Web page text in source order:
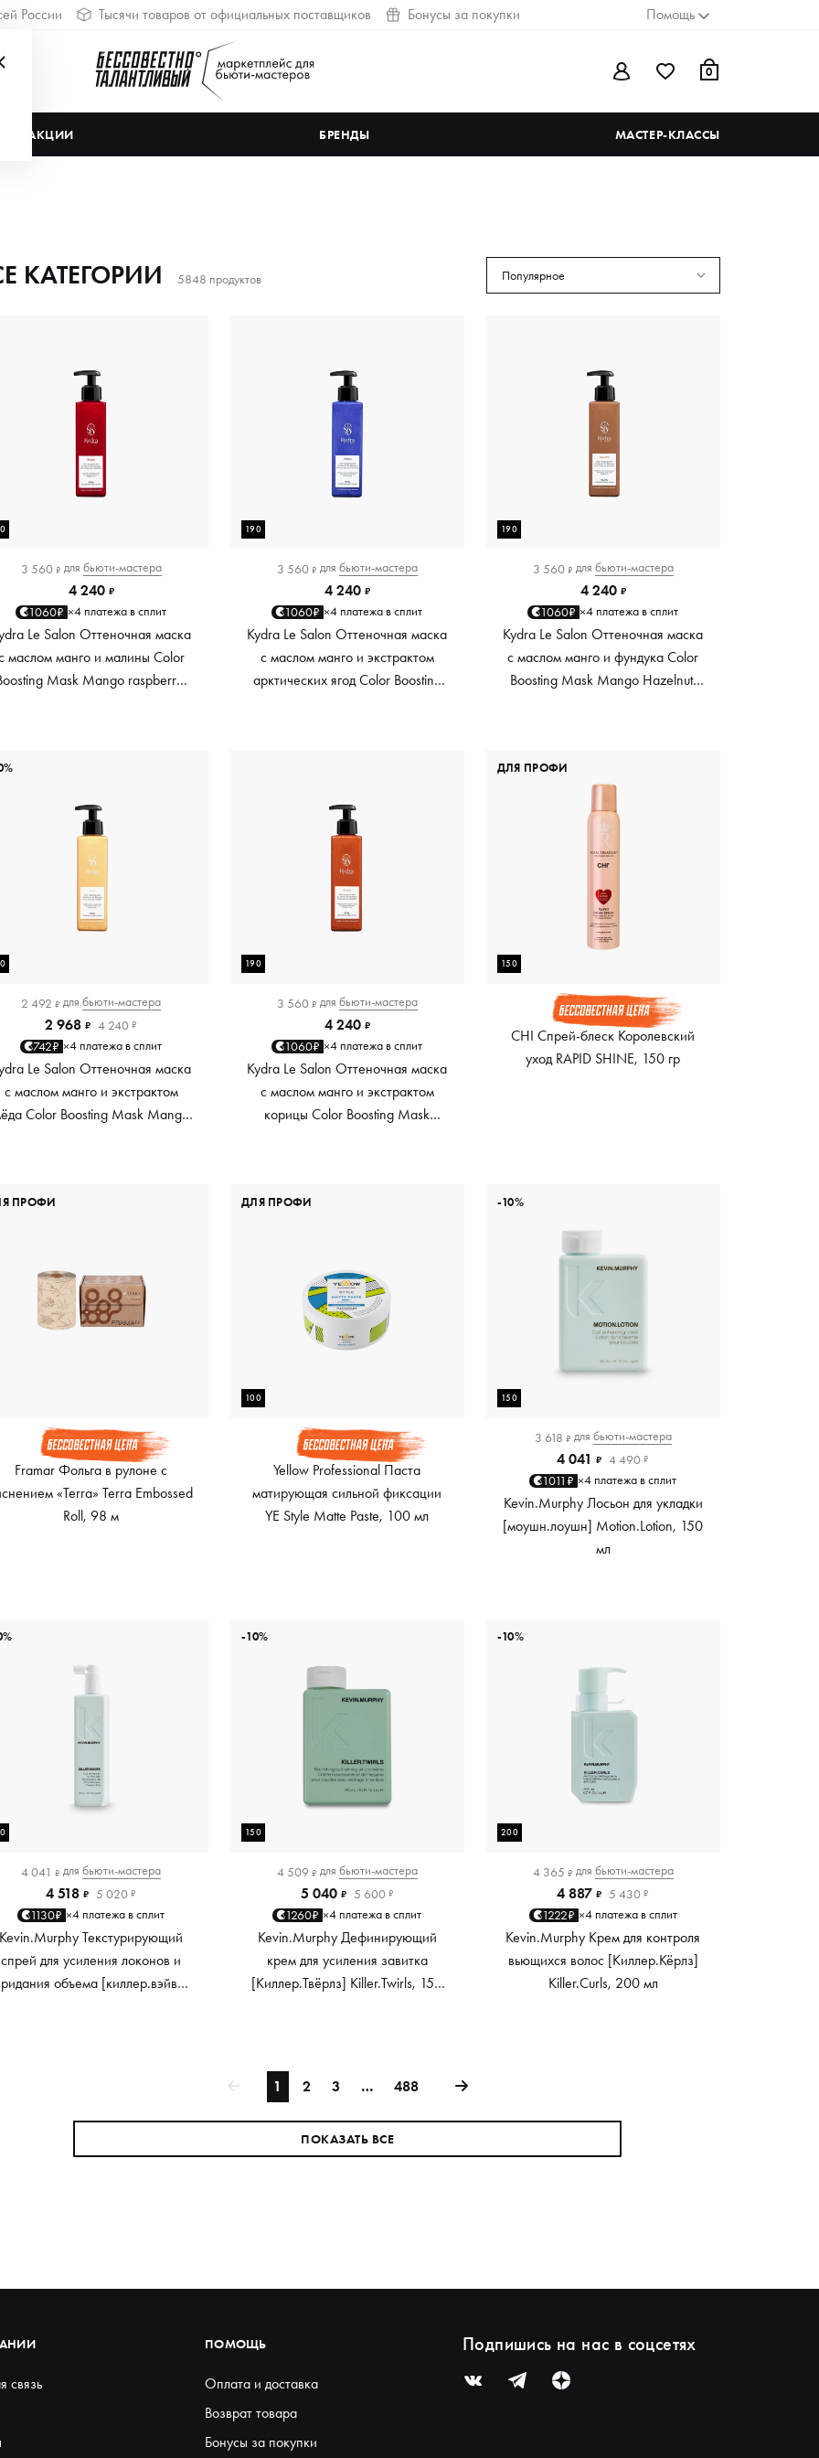
России Тысячи товаров от официальных поставщиков Бонусы за покупки Помощь
0
АКЦИИ БРЕНДЫ МАСТЕР-КЛАССЫ
КАТЕГОРИИ 5848 продуктов Популярное
3 560 ₽ для бьюти-мастера
4 240 ₽
1060₽ ×4 платежа в сплит
Le Salon Оттеночная маска
маслом манго и малины Color
Mask Mango raspberry,
190
3 560 ₽ для бьюти-мастера
4 240 ₽
1060₽ ×4 платежа в сплит
Kydra Le Salon Оттеночная маска
с маслом манго и экстрактом
арктических ягод Color Boosting
190
3 560 ₽ для бьюти-мастера
4 240 ₽
1060₽ ×4 платежа в сплит
Kydra Le Salon Оттеночная маска
с маслом манго и фундука Color
Boosting Mask Mango Hazelnut,
2 492 ₽ для бьюти-мастера
2 968 ₽ 4 240 ₽
742₽ ×4 платежа в сплит
Le Salon Оттеночная маска
с маслом манго и экстрактом
Color Boosting Mask Mango
190
3 560 ₽ для бьюти-мастера
4 240 ₽
1060₽ ×4 платежа в сплит
Kydra Le Salon Оттеночная маска
с маслом манго и экстрактом
корицы Color Boosting Mask
150
CHI Спрей-блеск Королевский
уход RAPID SHINE, 150 гр
ДЛЯ ПРОФИ
Framar Фольга в рулоне с
«Terra» Terra Embossed
Roll, 98 м
ПРОФИ
100
Yellow Professional Паста
матирующая сильной фиксации
YE Style Matte Paste, 100 мл
ДЛЯ ПРОФИ
150
3 618 ₽ для бьюти-мастера
4 041 ₽ 4 490 ₽
1011₽ ×4 платежа в сплит
Kevin.Murphy Лосьон для укладки
[моушн.лоушн] Motion.Lotion, 150
мл
-10%
4 041 ₽ для бьюти-мастера
4 518 ₽ 5 020 ₽
1130₽ ×4 платежа в сплит
Kevin.Murphy Текстурирующий
спрей для усиления локонов и
объема [киллер.вэйвс]
150
4 509 ₽ для бьюти-мастера
5 040 ₽ 5 600 ₽
1260₽ ×4 платежа в сплит
Kevin.Murphy Дефинирующий
крем для усиления завитка
[Киллер.Твёрлз] Killer.Twirls, 150
-10%
200
4 365 ₽ для бьюти-мастера
4 887 ₽ 5 430 ₽
1222₽ ×4 платежа в сплит
Kevin.Murphy Крем для контроля
вьющихся волос [Киллер.Кёрлз]
Killer.Curls, 200 мл
-10%
1 2 3 … 488
ПОКАЗАТЬ ВСЕ
связь
ПОМОЩЬ
Оплата и доставка
Возврат товара
Бонусы за покупки
Подпишись на нас в соцсетях